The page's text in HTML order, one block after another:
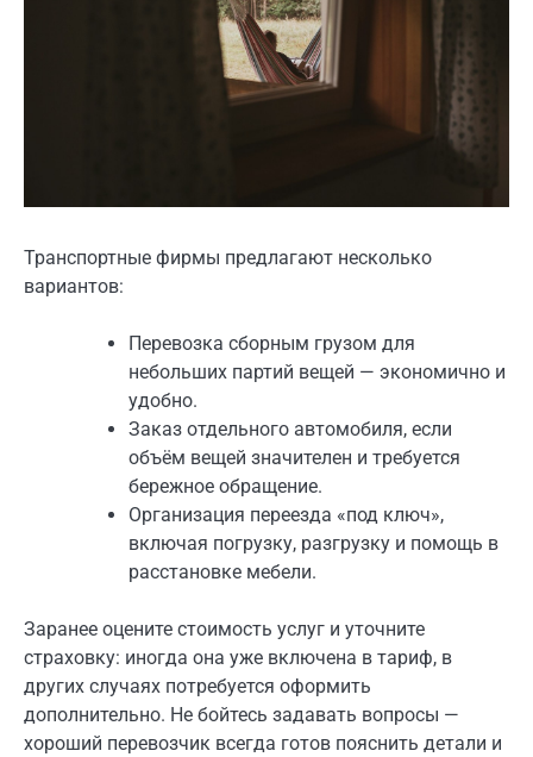
Транспортные фирмы предлагают несколько
вариантов:
Перевозка сборным грузом для
небольших партий вещей — экономично и
удобно.
Заказ отдельного автомобиля, если
объём вещей значителен и требуется
бережное обращение.
Организация переезда «под ключ»,
включая погрузку, разгрузку и помощь в
расстановке мебели.
Заранее оцените стоимость услуг и уточните
страховку: иногда она уже включена в тариф, в
других случаях потребуется оформить
дополнительно. Не бойтесь задавать вопросы —
хороший перевозчик всегда готов пояснить детали и